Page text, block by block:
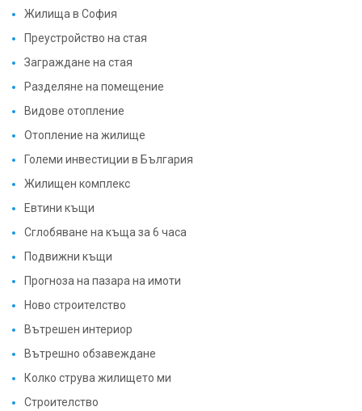
Жилища в София
Преустройство на стая
Заграждане на стая
Разделяне на помещение
Видове отопление
Отопление на жилище
Големи инвестиции в България
Жилищен комплекс
Евтини къщи
Сглобяване на къща за 6 часа
Подвижни къщи
Прогноза на пазара на имоти
Ново строителство
Вътрешен интериор
Вътрешно обзавеждане
Колко струва жилището ми
Строителство